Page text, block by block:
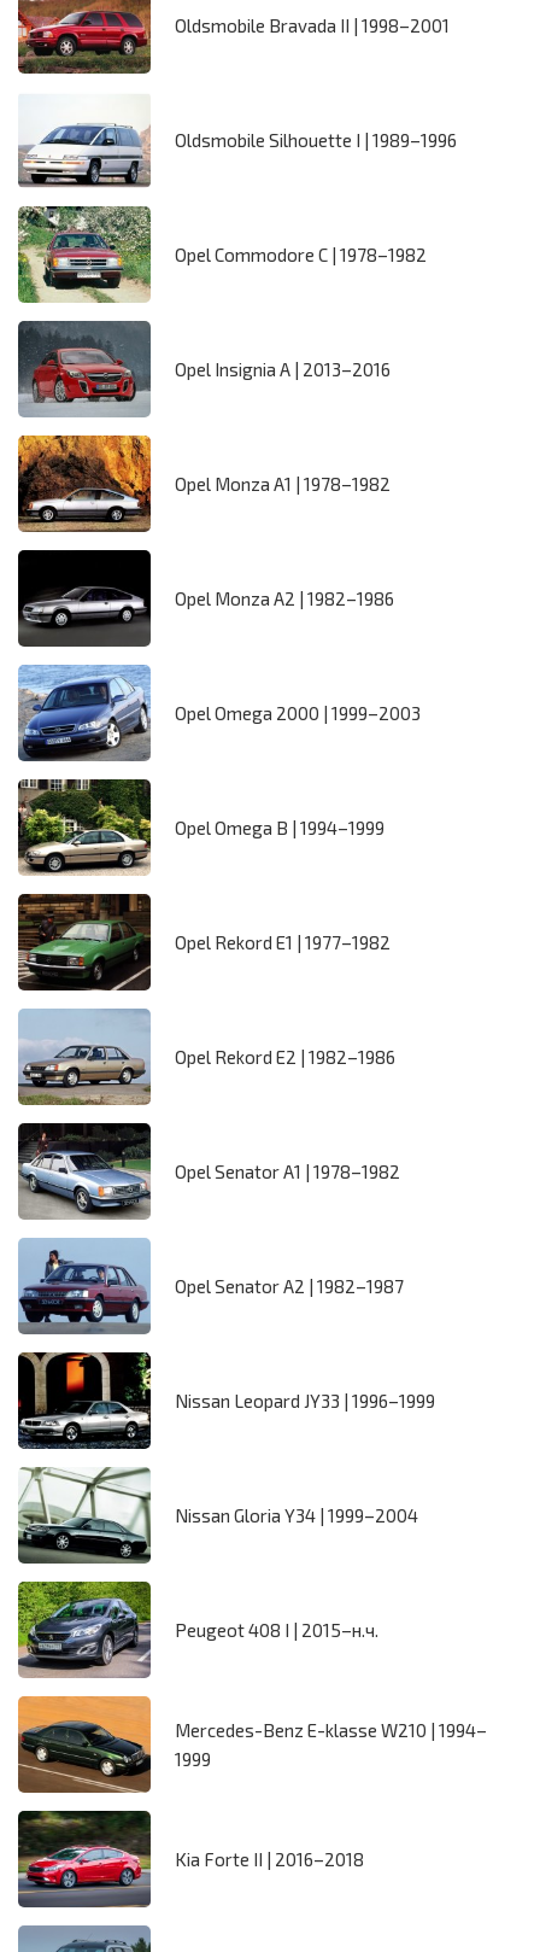
Oldsmobile Bravada II | 1998–2001
Oldsmobile Silhouette I | 1989–1996
Opel Commodore C | 1978–1982
Opel Insignia A | 2013–2016
Opel Monza A1 | 1978–1982
Opel Monza A2 | 1982–1986
Opel Omega 2000 | 1999–2003
Opel Omega B | 1994–1999
Opel Rekord E1 | 1977–1982
Opel Rekord E2 | 1982–1986
Opel Senator A1 | 1978–1982
Opel Senator A2 | 1982–1987
Nissan Leopard JY33 | 1996–1999
Nissan Gloria Y34 | 1999–2004
Peugeot 408 I | 2015–н.ч.
Mercedes-Benz E-klasse W210 | 1994–
1999
Kia Forte II | 2016–2018